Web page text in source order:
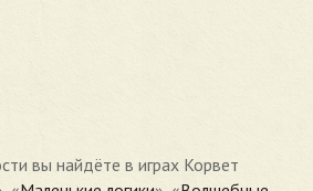
вы найдёте в играх Корвет